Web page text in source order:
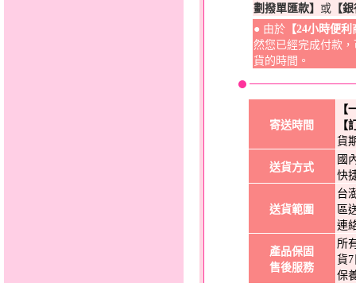
劃撥單匯款】 或 【
● 由於 【24小時便
然您已經完成付款
貨的時間。
寄送時間
【
【
貨
送貨方式
國
快
送貨範圍
台
區
連
產品保固
售後服務
所
貨
保